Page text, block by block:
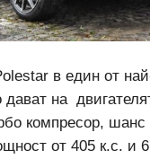
в един от
на
компресор, шанс
от 405 к.с. и